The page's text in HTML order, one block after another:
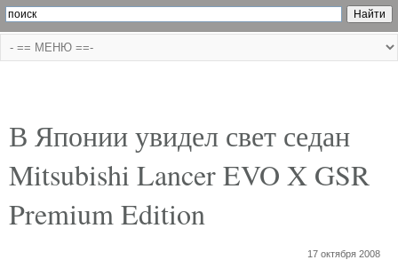
В Японии увидел свет седан
Mitsubishi Lancer EVO X GSR
Premium Edition
17 октября 2008